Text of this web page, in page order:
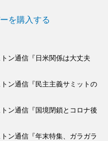
を購入する
ン通信『年末特集、ガラガラ
ン通信『国境閉鎖とコロナ後
ン通信『民主主義サミットの
ン通信『日米関係は大丈夫